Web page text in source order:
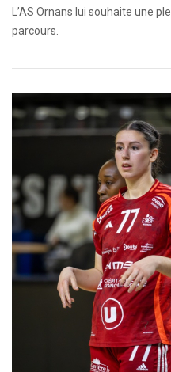
L’AS Ornans lui souhaite une
parcours.